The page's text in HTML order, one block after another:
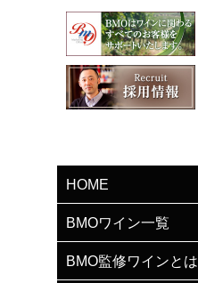
HOME
BMOワイン一覧
BMO監修ワインとは